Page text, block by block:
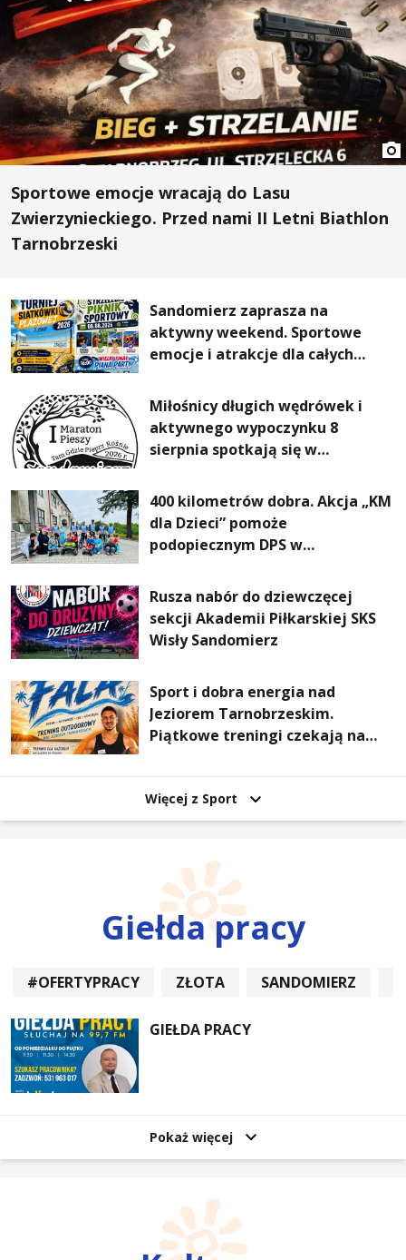
Sportowe emocje wracają do Lasu
Zwierzynieckiego. Przed nami II Letni Biathlon
Tarnobrzeski
Sandomierz zaprasza na
aktywny weekend. Sportowe
emocje i atrakcje dla całych
Miłośnicy długich wędrówek i
aktywnego wypoczynku 8
sierpnia spotkają się w
Pieszym „Tam Gdzie Pieprz
Rośnie”
400 kilometrów dobra. Akcja „KM
dla Dzieci” pomoże
podopiecznym DPS w
Rusza nabór do dziewczęcej
sekcji Akademii Piłkarskiej SKS
Wisły Sandomierz
Sport i dobra energia nad
Jeziorem Tarnobrzeskim.
Piątkowe treningi czekają na
Więcej z Sport
Giełda pracy
#OFERTYPRACY ZŁOTA SANDOMIERZ
GIEŁDA PRACY
Pokaż więcej